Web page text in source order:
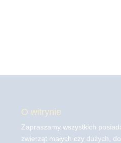
O witrynie
Zapraszamy wszystkich
zwierząt małych czy dużych,